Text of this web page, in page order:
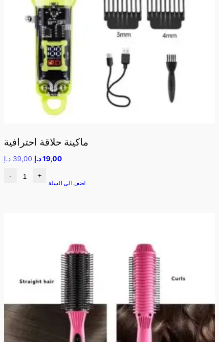
ماكينة حلاقة احترافية
39,00 د.إ 19,00د.إ
- +
اضف الى السلة